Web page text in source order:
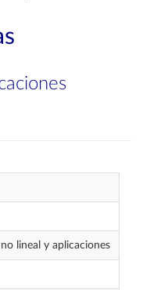
lineal y aplicaciones